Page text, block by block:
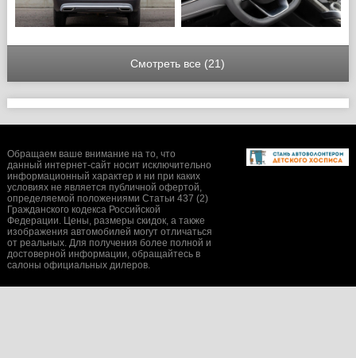
Смотреть все (21)
Обращаем ваше внимание на то, что
данный интернет-сайт носит исключительно
информационный характер и ни при каких
условиях не является публичной офертой,
определяемой положениями Статьи 437 (2)
Гражданского кодекса Российской
Федерации. Цены, размеры скидок, а также
изображения автомобилей могут отличаться
от реальных. Для получения более полной и
достоверной информации, обращайтесь в
салоны официальных дилеров.